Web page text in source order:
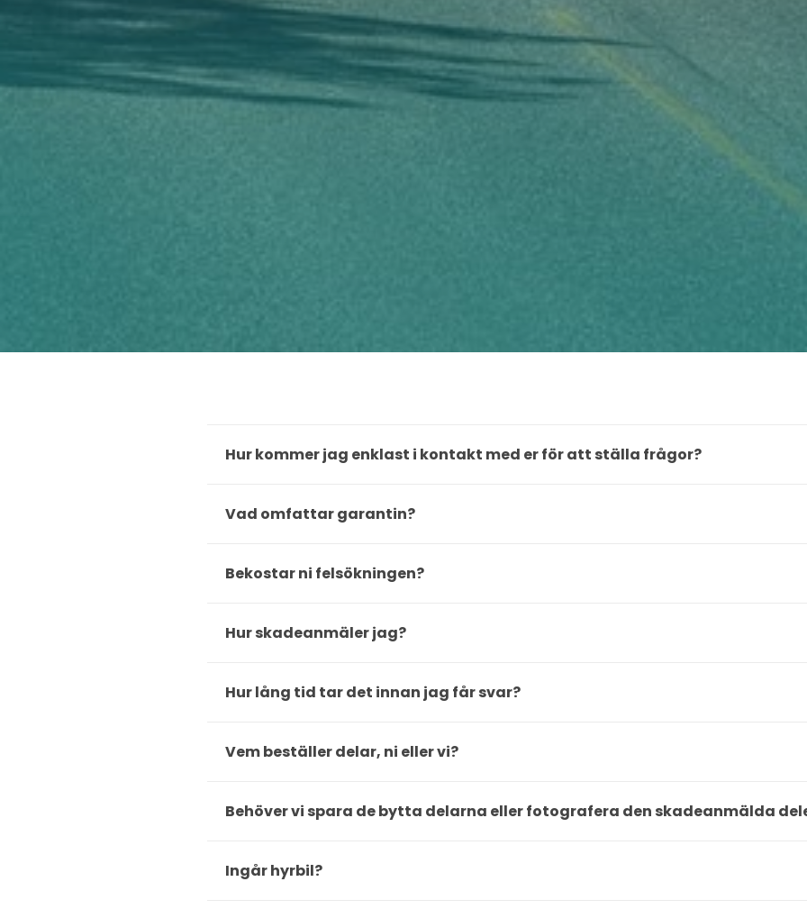
Hur kommer jag enklast i kontakt med er för att ställa frågor?
Vad omfattar garantin?
Bekostar ni felsökningen?
Hur skadeanmäler jag?
Hur lång tid tar det innan jag får svar?
Vem beställer delar, ni eller vi?
Behöver vi spara de bytta delarna eller fotografera den skadeanmälda
Ingår hyrbil?